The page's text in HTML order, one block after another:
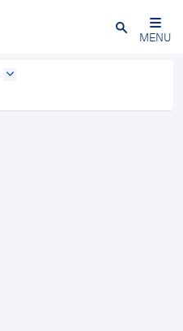
Schließen
MENU